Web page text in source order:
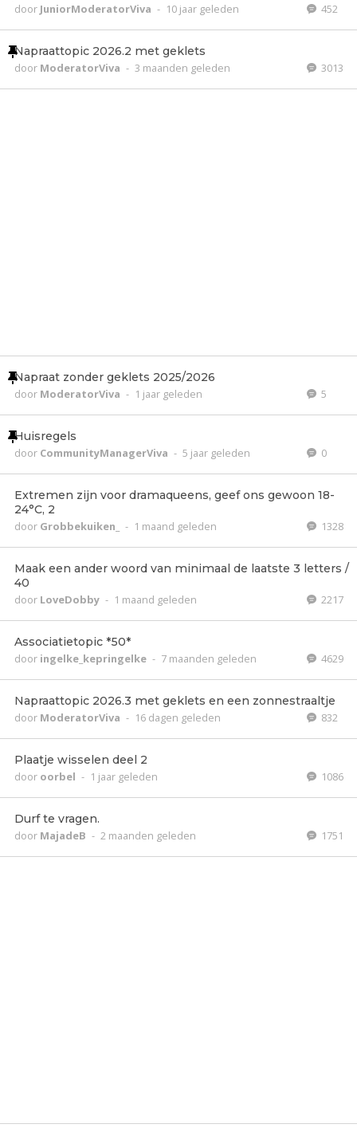
door JuniorModeratorViva - 10 jaar geleden 452
Napraattopic 2026.2 met geklets
door ModeratorViva - 3 maanden geleden 3013
Napraat zonder geklets 2025/2026
door ModeratorViva - 1 jaar geleden 5
Huisregels
door CommunityManagerViva - 5 jaar geleden 0
Extremen zijn voor dramaqueens, geef ons gewoon 18-
24°C, 2
door Grobbekuiken_ - 1 maand geleden 1328
Maak een ander woord van minimaal de laatste 3 letters /
40
door LoveDobby - 1 maand geleden 2217
Associatietopic *50*
door ingelke_kepringelke - 7 maanden geleden 4629
Napraattopic 2026.3 met geklets en een zonnestraaltje
door ModeratorViva - 16 dagen geleden 832
Plaatje wisselen deel 2
door oorbel - 1 jaar geleden 1086
Durf te vragen.
door MajadeB - 2 maanden geleden 1751